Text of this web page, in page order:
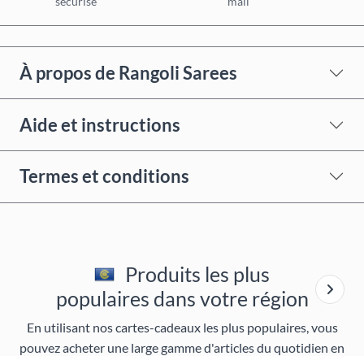
À propos de Rangoli Sarees
Aide et instructions
Termes et conditions
Produits les plus
populaires dans votre région
En utilisant nos cartes-cadeaux les plus populaires, vous
pouvez acheter une large gamme d'articles du quotidien en